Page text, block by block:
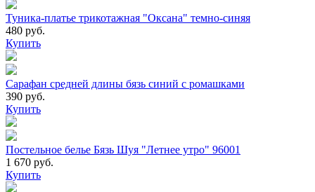
Туника-платье трикотажная "Оксана" темно-синяя
480 руб.
Купить
Сарафан средней длины бязь синий с ромашками
390 руб.
Купить
Постельное белье Бязь Шуя "Летнее утро" 96001
1 670 руб.
Купить